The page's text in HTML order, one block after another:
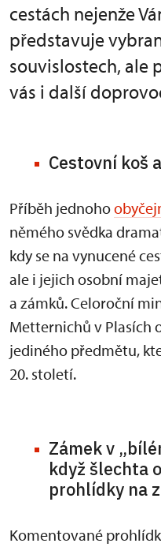
cestách nejenže
představuje
souvislostech, ale
vás i další
Cestovní koš
Příběh jednoho
němého svědka
kdy se na vynucené
ale i jejich osobní
a zámků. Celoroční
Metternichů v Plasích
jediného předmětu,
20. století.
Zámek v
když šlechta
prohlídky na
Komentované